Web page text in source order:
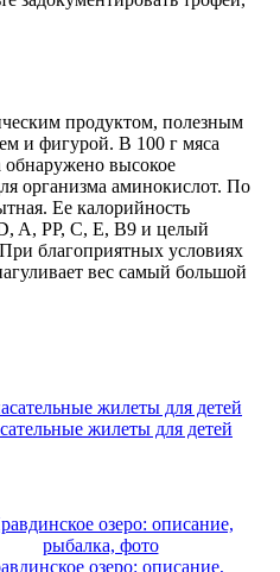
продуктом, полезным
и фигурой. В 100 г мяса
обнаружено высокое
организма аминокислот. По
Ее калорийность
A, PP, C, E, B9 и целый
благоприятных условиях
вес самый большой
жилеты для детей
озеро: описание,